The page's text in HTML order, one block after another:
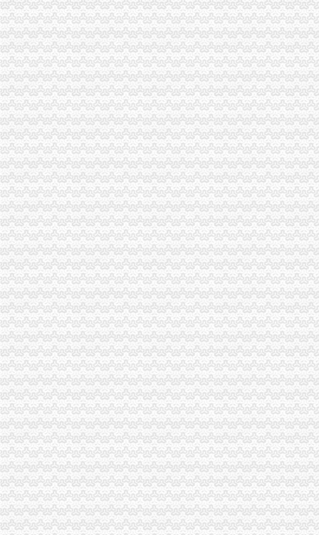
【临沂进出口公司注册_进出口公司注册流程_进出口公司注册代理】-
二手机械进口报关|旧设备进口代理|旧机器进口清关流程|手续|通关巨升
【镇江进出口公司注册_进出口公司注册流程_进出口公司注册代理】-
想知道成都进出口退税流程,专业代理公司告诉您-商务-十堰网
渝中区代办进出口公司
山东莱德管阀有限公司（重庆代理）-商铺
鹿泉公司注册服务批发|价格|厂家_顺企网
[股东会]重庆百货：2010年度第三次临时股东大会会议资料-[中财网]
大信国际物流（上海）有限公司重庆分公司-大信国际物流（上海）有
重庆市邮政公司
重庆百货大楼股份有限公司关於预计2015年日常关联交易公告
渝中区海事海商在线律师_渝中区海事海商律师在线免费咨询_华律网
重庆旅游新报社有限公司
渝中区大坪正街四室两厅豪华大套房_重庆渝中区大坪短租房_游天下
重庆食品饮料企业黄页
代办进出口公司
底价办理嘉兴无地址进出口公司注册各类许可证代办-嘉兴58同城
苏州代办进出口,苏州进出口公司办理流程_搜狐财经_搜狐网
代办香港公司英国进出口公司注册提供肥料全套手续-运城58同城
代办ATA单证册深圳进出口报关公司_云同盟
河南代办注册网|进出口权怎样办理|进出口许可证办理|进出口权怎么申
长宁代办进出口经营权补办执照代办社保注册公司整帐-上海58同城
进口代理-进出口代理|进出口报关|进口代理|出口代理|进口报关|上海外贸
德宏上源电力进出口有限责任公司出口退税咨询、代办出口退税项目公
东莞公司注册,代理记账,代办进出口经营权-东莞58同城
代办公司注册、代理记账、进出口许可证、商标注册-福州58同城
渝中区马家堡
“电子眼交巡”在渝中区马家堡上岗一个月_第1页-七一网
渝中区马家堡小学2017招生范围,马家堡小学6月24日报名-小学教育-
重庆市渝中区马家堡副食经营部饮料批发部
重庆市渝中区马家堡粮店_重庆市_渝中区_企业在线
渝中区马家堡小学_渝中区马家堡小学爱问问同学录频道
重庆市渝中区马家堡安利专卖店地址重庆市马家堡哪有卖安利产【今日
【重庆市—渝中区】马家堡发廊偶遇品美少女（申请毕业-曲罢论坛
渝中区马家堡小学好不好呀？求指教-早教幼儿园小学-重庆购物狂
【招商银行渝中区马家堡自助银行】招商银行渝中区马家堡自助银行